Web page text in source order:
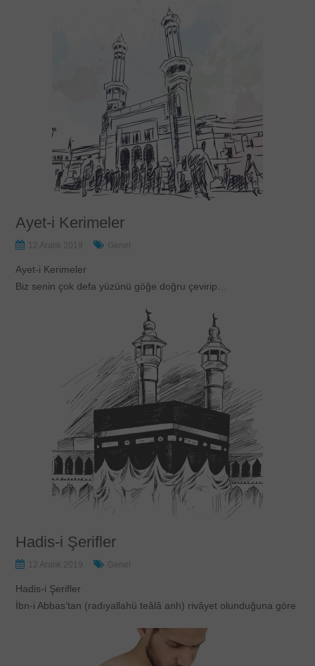
Ayet-i Kerimeler
12 Aralık 2019 Genel
Ayet-i Kerimeler
Biz senin çok defa yüzünü göğe doğru çevirip…
Hadis-i Şerifler
12 Aralık 2019 Genel
Hadis-i Şerifler
İbn-i Abbas’tan (radıyallahü teâlâ anh) rivâyet olunduğuna göre